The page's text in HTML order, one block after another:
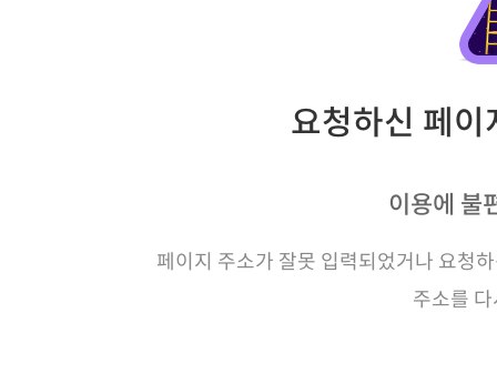
요청하신 페
이용에 불
페이지 주소가 잘못 입력되었거나 요청
주소를